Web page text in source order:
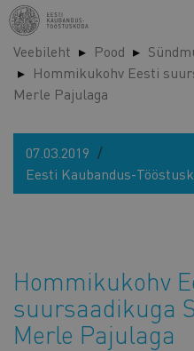
Liigu
edasi
põhisisu
juurde
Veebileht Pood
Hommikukohv Eesti
Merle Pajulaga
07.03.2019
Eesti Kaubandus-
Hommikukohv
suursaadikuga
Merle Pajulaga